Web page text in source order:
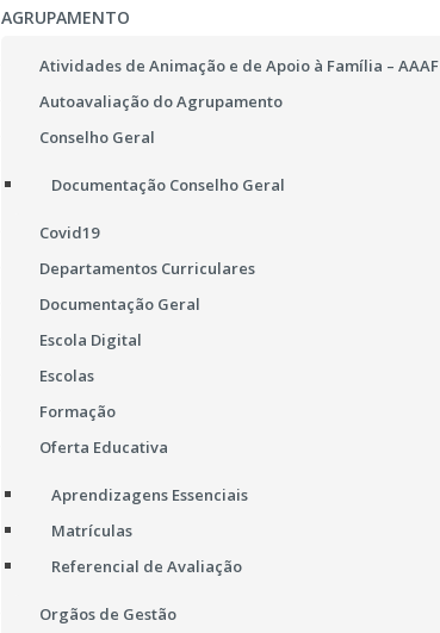
AGRUPAMENTO
Atividades de Animação e de Apoio à Família – AAAF
Autoavaliação do Agrupamento
Conselho Geral
Documentação Conselho Geral
Covid19
Departamentos Curriculares
Documentação Geral
Escola Digital
Escolas
Formação
Oferta Educativa
Aprendizagens Essenciais
Matrículas
Referencial de Avaliação
Orgãos de Gestão